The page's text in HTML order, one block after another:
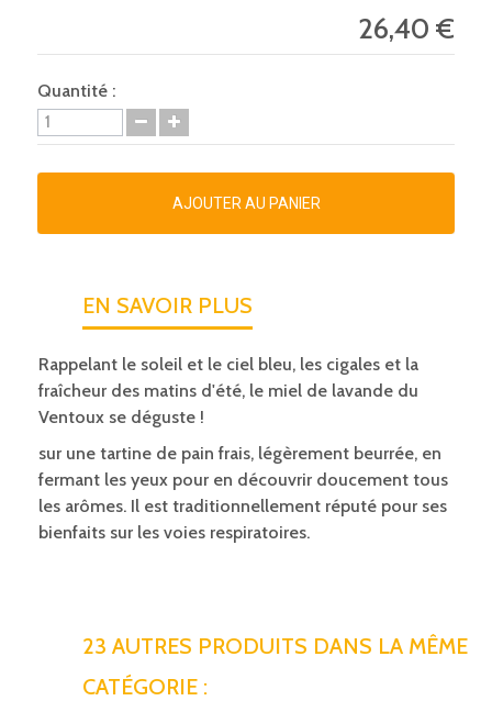
26,40 €
Quantité :
AJOUTER AU PANIER
EN SAVOIR PLUS
Rappelant le soleil et le ciel bleu, les cigales et la
fraîcheur des matins d'été, le miel de lavande du
Ventoux se déguste !
sur une tartine de pain frais, légèrement beurrée, en
fermant les yeux pour en découvrir doucement tous
les arômes. Il est traditionnellement réputé pour ses
bienfaits sur les voies respiratoires.
23 AUTRES PRODUITS DANS LA MÊME
CATÉGORIE :